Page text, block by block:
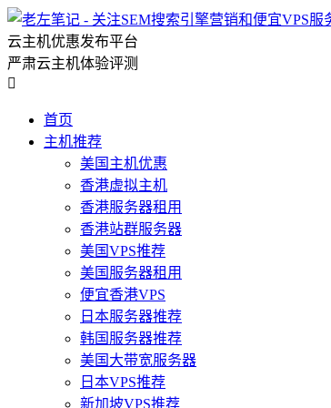
云主机优惠发布平台
严肃云主机体验评测

首页
主机推荐
美国主机优惠
香港虚拟主机
香港服务器租用
香港站群服务器
美国VPS推荐
美国服务器租用
便宜香港VPS
日本服务器推荐
韩国服务器推荐
美国大带宽服务器
日本VPS推荐
新加坡VPS推荐